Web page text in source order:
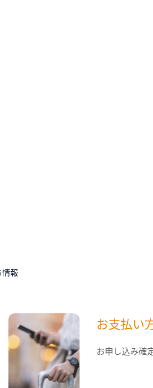
報
お支払い
お申し込み確